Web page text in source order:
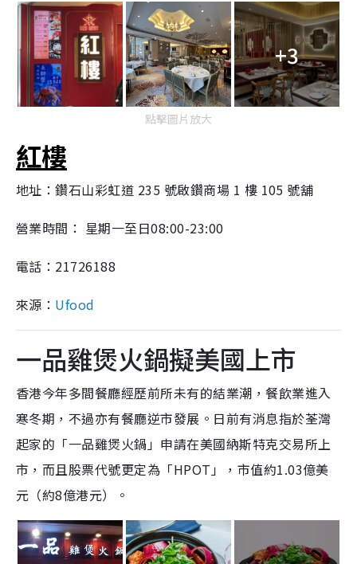
+3
點擊圖片放大
紅樓
地址：鑽石山彩虹道 235 號啟鑽商場 1 樓 105 號舖
營業時間： 星期一至日08:00-23:00
電話：21726188
來源： Ufood
一品雞煲火鍋擬美國上市
香港今年多間餐廳經歷前所未有的結業潮，餐飲業進入
寒冬期，不過亦有餐廳逆市發展。日前有消息指於荃灣
起家的「一品雞煲火鍋」申請在美國納斯特克交易所上
市，而且股票代號更定為「HPOT」，市值約1.03億美
元（約8億港元）。